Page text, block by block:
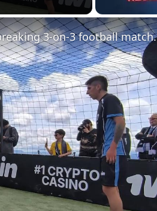
3-on-3 football match.